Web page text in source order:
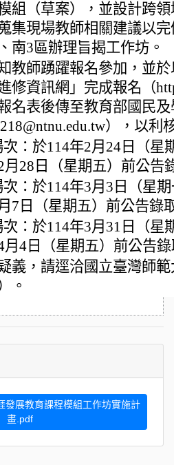
組（草案），並設計跨
集現場教師相關建議以
南3區辦理旨揭工作坊。
教師踴躍報名參加，並
修資訊網」完成報名（
名表後傳至教育部國民
），以
次：於114年2月24日（星
月28日（星期五）前公告
次：於114年3月3日（星
7日（星期五）前公告錄
次：於114年3月31日（星
月4日（星期五）前公告
義，請逕洽國立臺灣師
。
發展教育課程模組工作坊實施計
畫.pdf